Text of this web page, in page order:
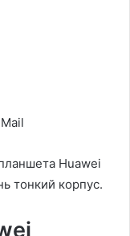
Huawei
тонкий корпус.